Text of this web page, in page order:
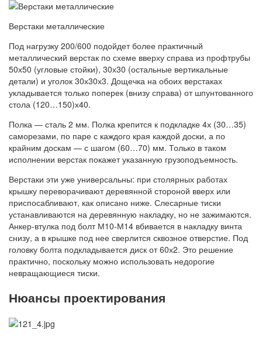
Верстаки металлические
Под нагрузку 200/600 подойдет более практичный
металлический верстак по схеме вверху справа из профтрубы
50х50 (угловые стойки), 30х30 (остальные вертикальные
детали) и уголок 30х30х3. Дощечка на обоих верстаках
укладывается только поперек (внизу справа) от шпунтованного
стола (120…150)х40.
Полка — сталь 2 мм. Полка крепится к подкладке 4х (30…35)
саморезами, по паре с каждого края каждой доски, а по
крайним доскам — с шагом (60…70) мм. Только в таком
исполнении верстак покажет указанную грузоподъемность.
Верстаки эти уже универсальны: при столярных работах
крышку переворачивают деревянной стороной вверх или
приспосабливают, как описано ниже. Слесарные тиски
устанавливаются на деревянную накладку, но не зажимаются.
Анкер-втулка под болт М10-М14 вбивается в накладку винта
снизу, а в крышке под нее сверлится сквозное отверстие. Под
головку болта подкладывается диск от 60х2. Это решение
практично, поскольку можно использовать недорогие
невращающиеся тиски.
Нюансы проектирования